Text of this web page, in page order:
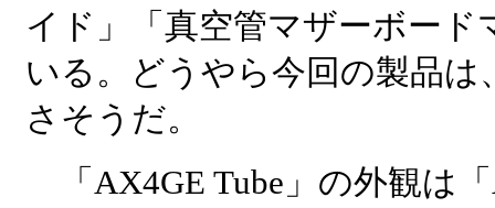
イド」「真空管マザーボー
いる。どうやら今回の製品
さそうだ。
「AX4GE Tube」の外観は